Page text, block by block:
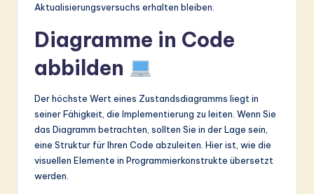
Aktualisierungsversuchs erhalten bleiben.
Diagramme in Code
abbilden
Der höchste Wert eines Zustandsdiagramms liegt in
seiner Fähigkeit, die Implementierung zu leiten. Wenn Sie
das Diagramm betrachten, sollten Sie in der Lage sein,
eine Struktur für Ihren Code abzuleiten. Hier ist, wie die
visuellen Elemente in Programmierkonstrukte übersetzt
werden.